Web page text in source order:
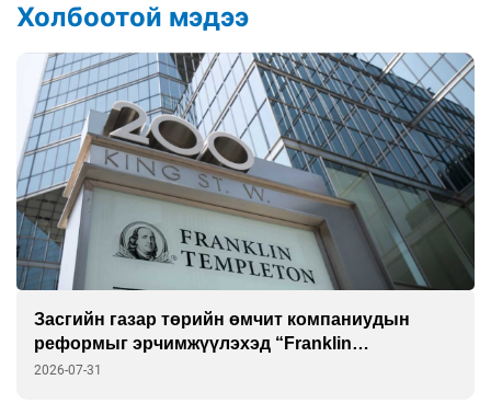
Холбоотой мэдээ
Засгийн газар төрийн өмчит компаниудын
реформыг эрчимжүүлэхэд “Franklin
Templeton”-той хамтарна
2026-07-31